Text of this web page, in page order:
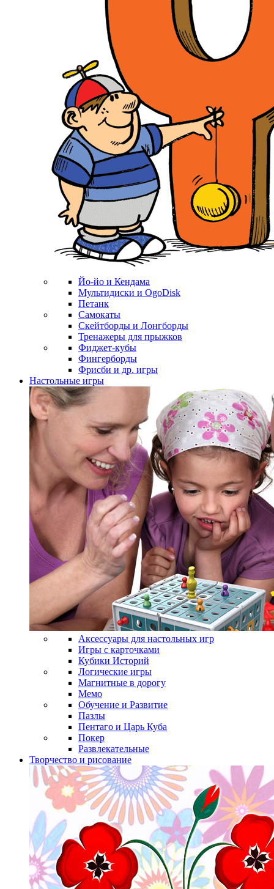
Йо-йо и Кендама
Мультидиски и OgoDisk
Петанк
Самокаты
Скейтборды и Лонгборды
Тренажеры для прыжков
Фиджет-кубы
Фингерборды
Фрисби и др. игры
Настольные игры
Аксессуары для настольных игр
Игры с карточками
Кубики Историй
Логические игры
Магнитные в дорогу
Мемо
Обучение и Развитие
Пазлы
Пентаго и Царь Куба
Покер
Развлекательные
Творчество и рисование